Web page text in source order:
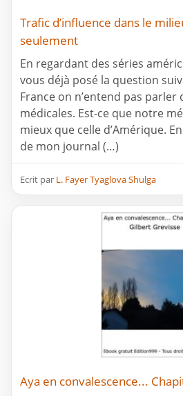
Trafic d’influence dans le
seulement
En regardant des séries
vous déjà posé la question
France on n’entend pas parler
médicales. Est-ce que notre
mieux que celle d’Amérique.
de mon journal (…)
Ecrit par L. Fayer Tyaglova Shulga
Aya en convalescence...